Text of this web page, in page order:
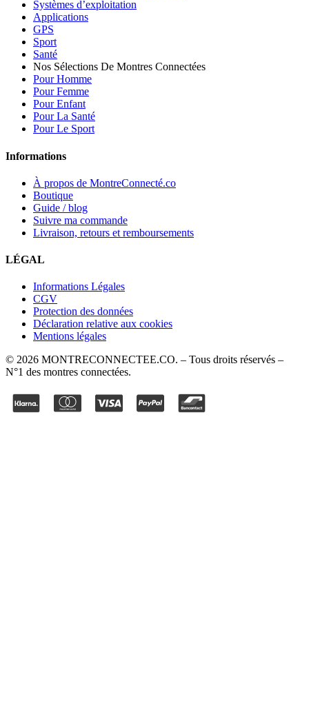
Systèmes d’exploitation
Applications
GPS
Sport
Santé
Nos Sélections De Montres Connectées
Pour Homme
Pour Femme
Pour Enfant
Pour La Santé
Pour Le Sport
Informations
À propos de MontreConnecté.co
Boutique
Guide / blog
Suivre ma commande
Livraison, retours et remboursements
LÉGAL
Informations Légales
CGV
Protection des données
Déclaration relative aux cookies
Mentions légales
© 2026 MONTRECONNECTEE.CO. – Tous droits réservés –
N°1 des montres connectées.